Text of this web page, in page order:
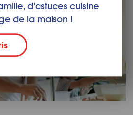
d’astuces cuisine
de la maison !